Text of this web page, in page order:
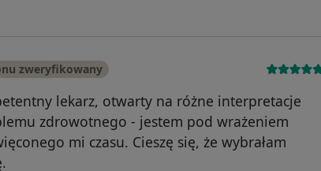
zweryfikowany
lekarz, otwarty na różne interpretacje
zdrowotnego - jestem pod wrażeniem
mi czasu. Cieszę się, że wybrałam